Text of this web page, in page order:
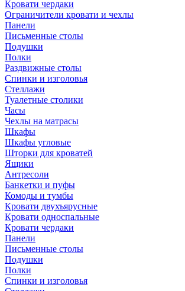
Кровати чердаки
Ограничители кровати и чехлы
Панели
Письменные столы
Подушки
Полки
Раздвижные столы
Спинки и изголовья
Стеллажи
Туалетные столики
Часы
Чехлы на матрасы
Шкафы
Шкафы угловые
Шторки для кроватей
Ящики
Антресоли
Банкетки и пуфы
Комоды и тумбы
Кровати двухъярусные
Кровати односпальные
Кровати чердаки
Панели
Письменные столы
Подушки
Полки
Спинки и изголовья